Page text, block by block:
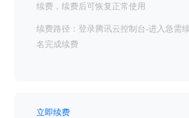
续费，续费后可恢复正常使用
续费路径：登录腾讯云控制台-进入急需
名完成续费
立即续费